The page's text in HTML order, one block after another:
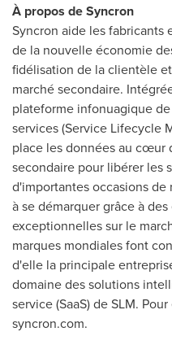
À propos de Syncron
Syncron aide les fabricants
de la nouvelle économie
fidélisation de la clientèle
marché secondaire.
plateforme infonuagique
services (Service Lifecycle
place les données au cœur
secondaire pour libérer les
d'importantes occasions
à se démarquer grâce à
exceptionnelles sur le
marques mondiales font
d'elle la principale
domaine des solutions
service (SaaS) de SLM.
syncron.com.